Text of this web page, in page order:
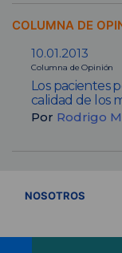
COLUMNA DE
10.01.2013
Columna de Opinión
Los pacientes
calidad de los
Por Rodrigo
NOSOTROS